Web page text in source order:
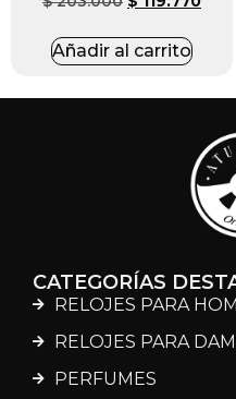
Añadir al carrito
CATEGORÍAS
RELOJES PARA
RELOJES PARA
PERFUMES